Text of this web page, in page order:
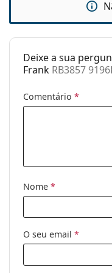
das hastes:
Ponte:
20
Sim
Estojo:
Sim
Género:
Categoria:
Deixe a sua
Frank RB3857
Comentário *
Nome *
O seu email *